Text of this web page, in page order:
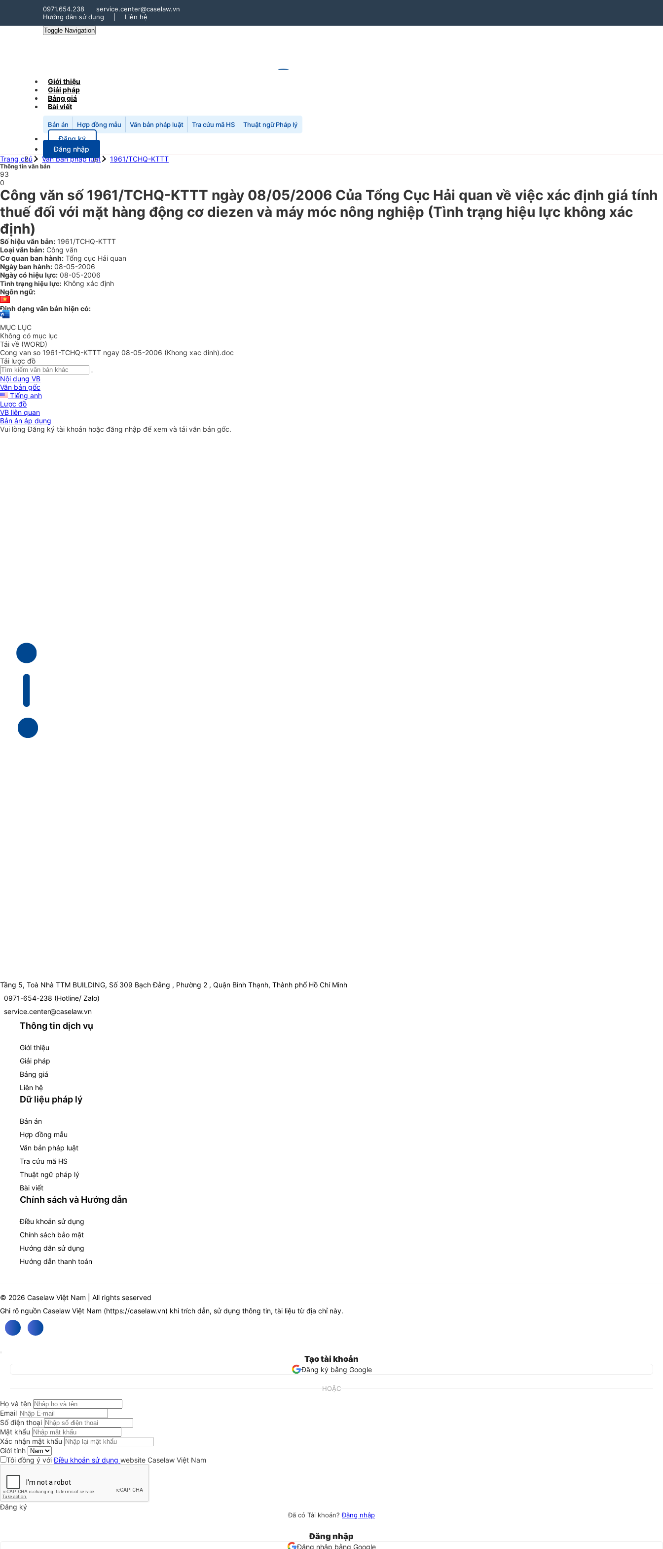
0971.654.238
service.center@caselaw.vn
Hướng dẫn sử dụng
Liên hệ
Toggle Navigation
Giới thiệu
Giải pháp
Bảng giá
Bài viết
Bản án Hợp đồng mẫu Văn bản pháp luật Tra cứu mã HS Thuật ngữ Pháp lý
Đăng ký
Đăng nhập
Trang chủ
Văn bản pháp luật 1961/TCHQ-KTTT
Thông tin văn bản
93
0
Công văn số 1961/TCHQ-KTTT ngày 08/05/2006 Của Tổng Cục Hải quan về việc xác định giá tính
thuế đối với mặt hàng động cơ diezen và máy móc nông nghiệp (Tình trạng hiệu lực không xác
định)
Số hiệu văn bản: 1961/TCHQ-KTTT
Loại văn bản: Công văn
Cơ quan ban hành: Tổng cục Hải quan
Ngày ban hành: 08-05-2006
Ngày có hiệu lực: 08-05-2006
Tình trạng hiệu lực: Không xác định
Ngôn ngữ:
Định dạng văn bản hiện có:
MỤC LỤC
Không có mục lục
Tải về (WORD)
Cong van so 1961-TCHQ-KTTT ngay 08-05-2006 (Khong xac dinh).doc
Tải lược đồ
Nội dung VB
Văn bản gốc
Tiếng anh
Lược đồ
VB liên quan
Bản án áp dụng
Vui lòngĐăng ký tài khoản hoặc đăng nhập để xem và tải văn bản gốc.
Tầng 5, Toà Nhà TTM BUILDING, Số 309 Bạch Đằng , Phường 2 , Quận Bình Thạnh, Thành phố Hồ Chí Minh
0971-654-238 (Hotline/ Zalo)
service.center@caselaw.vn
Thông tin dịch vụ
Giới thiệu
Giải pháp
Bảng giá
Liên hệ
Dữ liệu pháp lý
Bản án
Hợp đồng mẫu
Văn bản pháp luật
Tra cứu mã HS
Thuật ngữ pháp lý
Bài viết
Chính sách và Hướng dẫn
Điều khoản sử dụng
Chính sách bảo mật
Hướng dẫn sử dụng
Hướng dẫn thanh toán
© 2026 Caselaw Việt Nam | All rights seserved
Ghi rõ nguồn Caselaw Việt Nam (https://caselaw.vn) khi trích dẫn, sử dụng thông tin, tài liệu từ địa chỉ này.
Tạo tài khoản
Đăng ký bằng Google
HOẶC
Họ và tên
Email
Số điện thoại
Mật khẩu
Xác nhận mật khẩu
Giới tính
Tôi đồng ý vớiĐiều khoản sử dụng website Caselaw Việt Nam
Đăng ký
Đã có Tài khoản?Đăng nhập
Đăng nhập
Đăng nhập bằng Google